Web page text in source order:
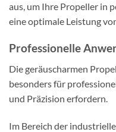
aus, um Ihre Propeller in
eine optimale Leistung
Professionelle
Die geräuscharmen
besonders für
und Präzision erfordern.
Im Bereich der